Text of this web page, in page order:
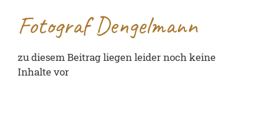
Fotograf Dengelmann
zu diesem Beitrag liegen leider noch keine
Inhalte vor